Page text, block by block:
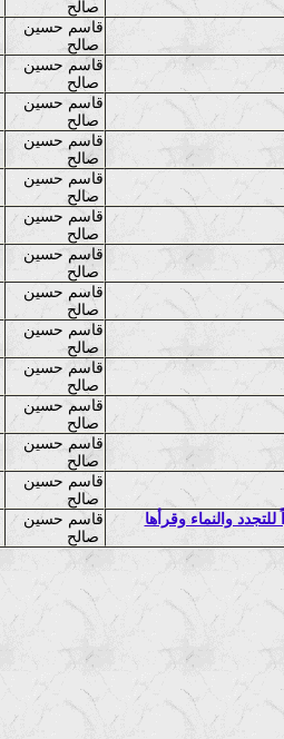
قاسم حسين
قاسم حسين
قاسم حسين
قاسم حسين
قاسم حسين
قاسم حسين
قاسم حسين
قاسم حسين
قاسم حسين
قاسم حسين
قاسم حسين
قاسم حسين
قاسم حسين
قاسم حسين
والنماء وقرأها